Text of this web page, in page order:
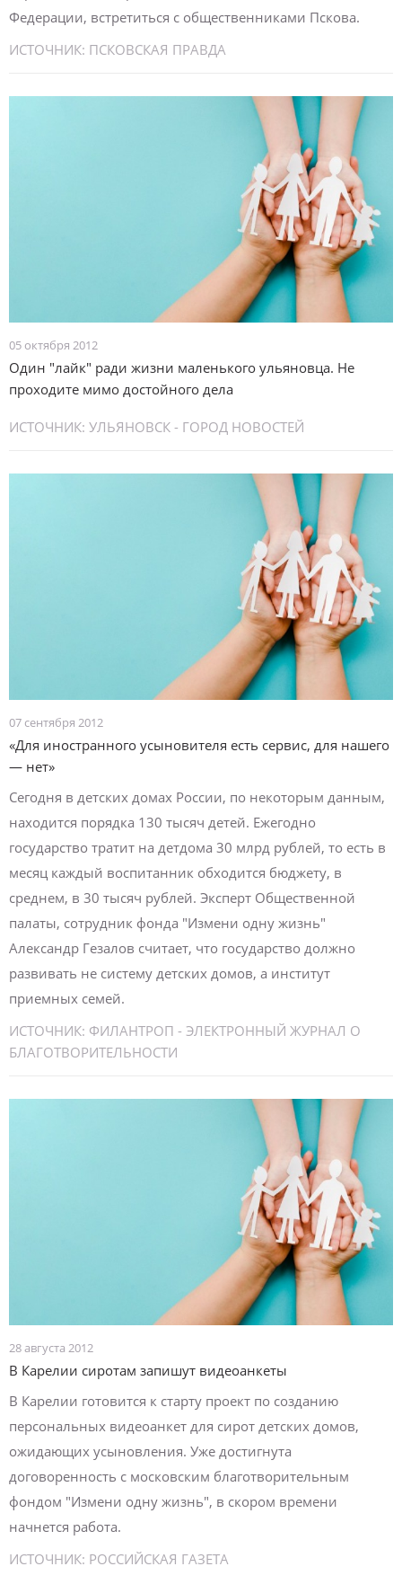
Федерации, встретиться с общественниками Пскова.
ИСТОЧНИК: ПСКОВСКАЯ ПРАВДА
05 октября 2012
Один "лайк" ради жизни маленького ульяновца. Не
проходите мимо достойного дела
ИСТОЧНИК: УЛЬЯНОВСК - ГОРОД НОВОСТЕЙ
07 сентября 2012
«Для иностранного усыновителя есть сервис, для нашего
— нет»
Сегодня в детских домах России, по некоторым данным,
находится порядка 130 тысяч детей. Ежегодно
государство тратит на детдома 30 млрд рублей, то есть в
месяц каждый воспитанник обходится бюджету, в
среднем, в 30 тысяч рублей. Эксперт Общественной
палаты, сотрудник фонда "Измени одну жизнь"
Александр Гезалов считает, что государство должно
развивать не систему детских домов, а институт
приемных семей.
ИСТОЧНИК: ФИЛАНТРОП - ЭЛЕКТРОННЫЙ ЖУРНАЛ О
БЛАГОТВОРИТЕЛЬНОСТИ
28 августа 2012
В Карелии сиротам запишут видеоанкеты
В Карелии готовится к старту проект по созданию
персональных видеоанкет для сирот детских домов,
ожидающих усыновления. Уже достигнута
договоренность с московским благотворительным
фондом "Измени одну жизнь", в скором времени
начнется работа.
ИСТОЧНИК: РОССИЙСКАЯ ГАЗЕТА